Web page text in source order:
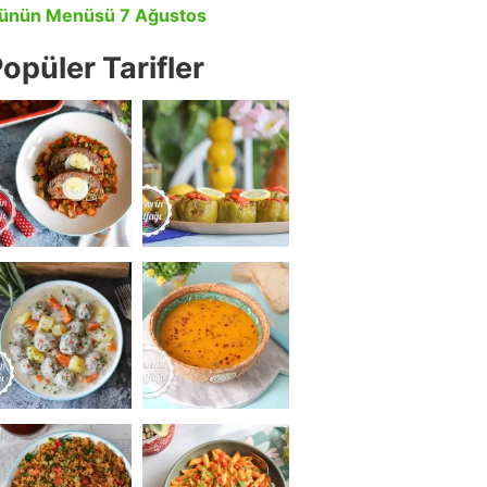
Menüsü 7 Ağustos
Tarifler